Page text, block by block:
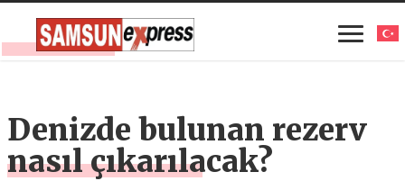
Denizde bulunan rezerv
nasıl çıkarılacak?